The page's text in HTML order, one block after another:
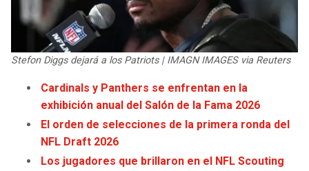
Stefon Diggs dejará a los Patriots | IMAGN IMAGES via Reuters
Cardinals y Panthers se enfrentan en la
exhibición anual del Salón de la Fama 2026
El orden de selecciones de la primera ronda del
NFL Draft 2026
Los jugadores que brillaron en el NFL Scouting